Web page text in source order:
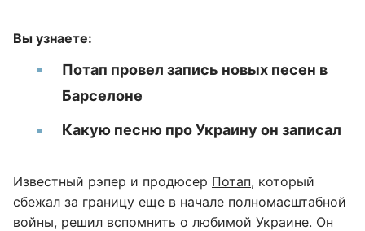
Вы узнаете:
Потап провел запись новых песен в
Барселоне
Какую песню про Украину он записал
Известный рэпер и продюсер Потап, который
сбежал за границу еще в начале полномасштабной
войны, решил вспомнить о любимой Украине. Он